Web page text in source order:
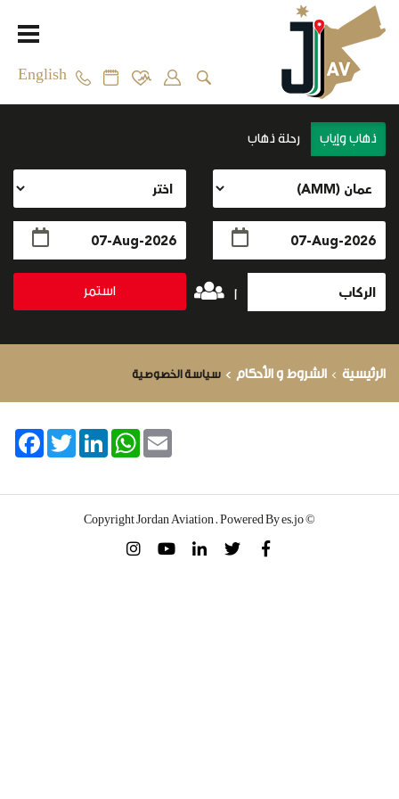
English
ذهاب وإياب رحلة ذهاب
1 استمر
الرئيسية الشروط و الأحكام سياسة الخصوصية
Twitter
LinkedIn
WhatsAppEmail
© Copyright Jordan Aviation . Powered By es.jo